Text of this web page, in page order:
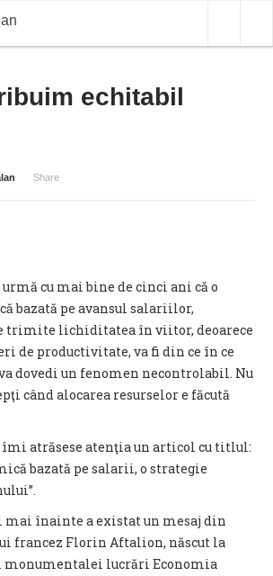
echitabil
Share
cu mai bine de cinci ani că o
bazată pe avansul salariilor,
trimite lichiditatea în viitor, deoarece
de productivitate, va fi din ce în ce
dovedi un fenomen necontrolabil. Nu
când alocarea resurselor e făcută
îmi atrăsese atenţia un articol cu titlul:
bazată pe salarii, o strategie
înainte a existat un mesaj din
francez Florin Aftalion, născut la
monumentalei lucrări Economia